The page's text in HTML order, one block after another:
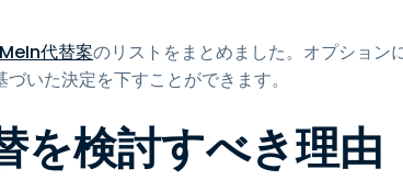
代替案のリストをまとめました。オプション
いた決定を下すことができます。
を検討すべき理由